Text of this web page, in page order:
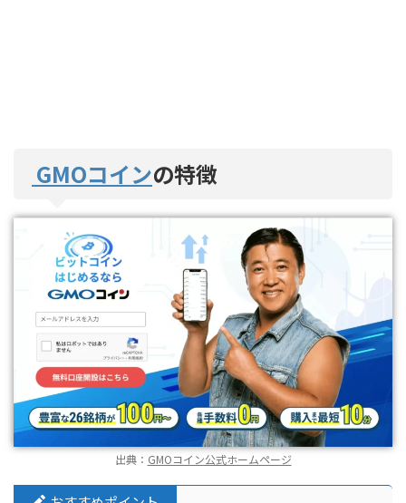
GMOコインの特徴
出典： GMOコイン公式ホームページ